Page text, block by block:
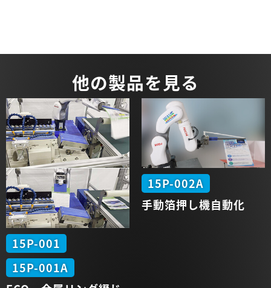
他の製品を見る
15P-001
15P-001A
15P-002A
手動箔押し機自動化